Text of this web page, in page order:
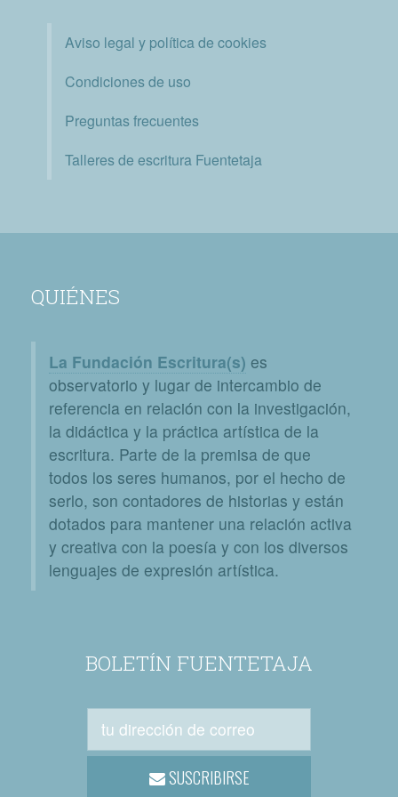
Aviso legal y política de cookies
Condiciones de uso
Preguntas frecuentes
Talleres de escritura Fuentetaja
QUIÉNES
La Fundación Escritura(s) es
observatorio y lugar de intercambio de
referencia en relación con la investigación,
la didáctica y la práctica artística de la
escritura. Parte de la premisa de que
todos los seres humanos, por el hecho de
serlo, son contadores de historias y están
dotados para mantener una relación activa
y creativa con la poesía y con los diversos
lenguajes de expresión artística.
BOLETÍN FUENTETAJA
SUSCRIBIRSE